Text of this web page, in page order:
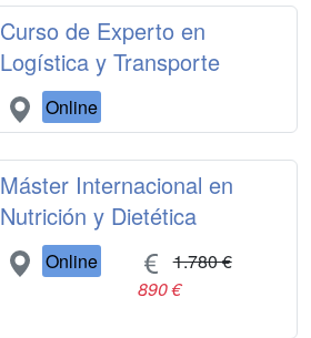
Curso de Experto en
Logística y Transporte
Online
Máster Internacional en
Nutrición y Dietética
Online
1.780 €
890 €